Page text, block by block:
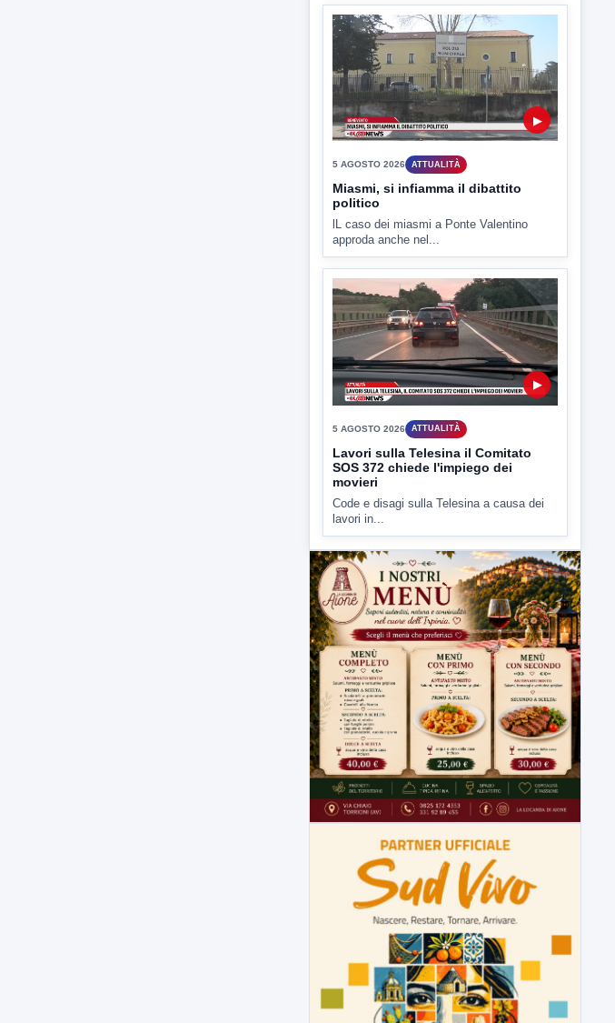
5 AGOSTO 2026 ATTUALITÀ
Hanon-Evo, i lavoratori dicono sì al
piano industriale
L'assemblea dei lavoratori Hanon questa
mattina a Contrada Olivola. Decisa...
▶
5 AGOSTO 2026 ATTUALITÀ
Miasmi, si infiamma il dibattito
politico
lL caso dei miasmi a Ponte Valentino
approda anche nel...
5 AGOSTO 2026 ATTUALITÀ
Lavori sulla Telesina il Comitato
SOS 372 chiede l'impiego dei
movieri
Code e disagi sulla Telesina a causa dei
lavori in...